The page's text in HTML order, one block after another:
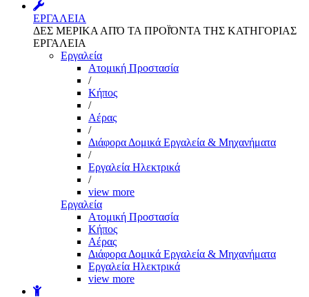
ΕΡΓΑΛΕΙΑ
ΔΕΣ ΜΕΡΙΚΑ ΑΠΌ ΤΑ ΠΡΟΪΌΝΤΑ ΤΗΣ ΚΑΤΗΓΟΡΙΑΣ
ΕΡΓΑΛΕΙΑ
Εργαλεία
Aτομική Προστασία
/
Kήπος
/
Αέρας
/
Διάφορα Δομικά Εργαλεία & Μηχανήματα
/
Εργαλεία Ηλεκτρικά
/
view more
Εργαλεία
Aτομική Προστασία
Kήπος
Αέρας
Διάφορα Δομικά Εργαλεία & Μηχανήματα
Εργαλεία Ηλεκτρικά
view more